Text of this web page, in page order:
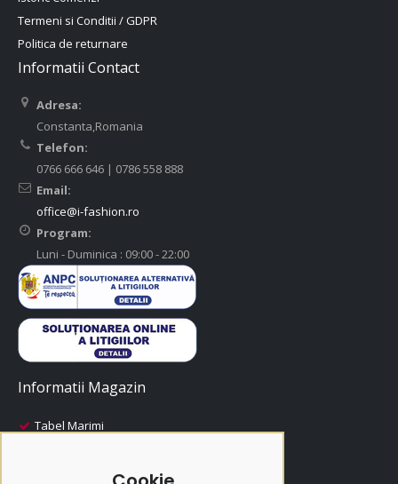
Termeni si Conditii / GDPR
Politica de returnare
Informatii Contact
Adresa:
Constanta,Romania
Telefon:
0766 666 646 | 0786 558 888
Email:
office@i-fashion.ro
Program:
Luni - Duminica : 09:00 - 22:00
Informatii Magazin
Tabel Marimi